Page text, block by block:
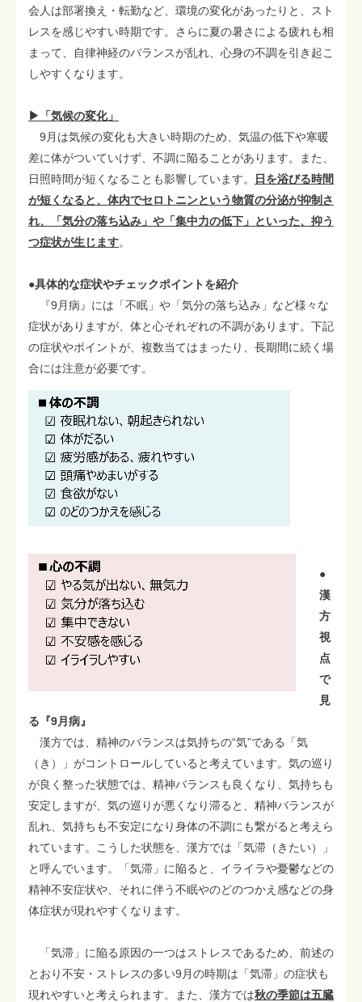
会人は部署換え・転勤など、環境の変化があったりと、スト
レスを感じやすい時期です。さらに夏の暑さによる疲れも相
まって、自律神経のバランスが乱れ、心身の不調を引き起こ
しやすくなります。
▶「気候の変化」
9月は気候の変化も大きい時期のため、気温の低下や寒暖
差に体がついていけず、不調に陥ることがあります。また、
日照時間が短くなることも影響しています。
日を浴びる時間
が短くなると、体内でセロトニンという物質の分泌が抑制さ
れ、「気分の落ち込み」や「集中力の低下」といった、抑う
つ症状が生じます。
●具体的な症状やチェックポイントを紹介
『9月病』には「不眠」や「気分の落ち込み」など様々な
症状がありますが、体と心それぞれの不調があります。下記
の症状やポイントが、複数当てはまったり、長期間に続く場
合には注意が必要です。
●
漢
方
視
点
で
見
る『9月病』
漢方では、精神のバランスは気持ちの“気”である「気
（き）」がコントロールしていると考えています。気の巡り
が良く整った状態では、精神バランスも良くなり、気持ちも
安定しますが、気の巡りが悪くなり滞ると、精神バランスが
乱れ、気持ちも不安定になり身体の不調にも繋がると考えら
れています。こうした状態を、漢方では「気滞（きたい）」
と呼んでいます。「気滞」に陥ると、イライラや憂鬱などの
精神不安症状や、それに伴う不眠やのどのつかえ感などの身
体症状が現れやすくなります。
「気滞」に陥る原因の一つはストレスであるため、前述の
とおり不安・ストレスの多い9月の時期は「気滞」の症状も
現れやすいと考えられます。また、漢方では秋の季節は五臓